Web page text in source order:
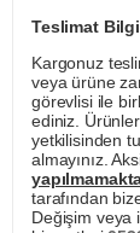
Teslimat
Kargonuz
veya ürüne
görevlisi ile
ediniz.
yetkilisinden
almayınız.
tarafından
Değişim veya